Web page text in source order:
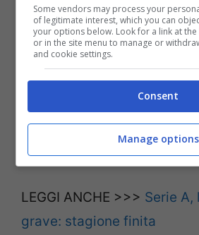
per un lungo periodo.
ai Mondiali, ma Mancini
tutti a disposizione. E
è in forte apprensione per
. A gennaio si tornerà
rossoneri sperano di averlo
forma.
LEGGI ANCHE >>> Serie A,
grave: stagione finita
Some vendors may process your
of legitimate interest, which you can
your options below. Look for a link at
or in the site menu to manage or
and cookie settings.
Consent
Manage options